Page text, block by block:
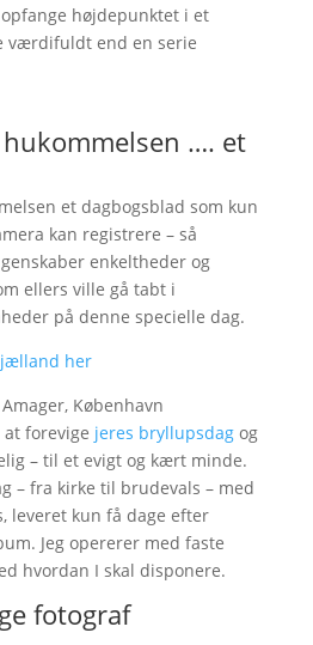
højdepunktet i et
værdifuldt end en serie
…. et
et dagbogsblad som kun
kan registrere – så
enkeltheder og
ellers ville gå tabt i
på denne specielle dag.
her
forevige jeres bryllupsdagog
– til et evigt og kært minde.
– fra kirke til brudevals – med
leveret kun få dage efter
Jeg opererer med faste
hvordan I skal disponere.
fotograf